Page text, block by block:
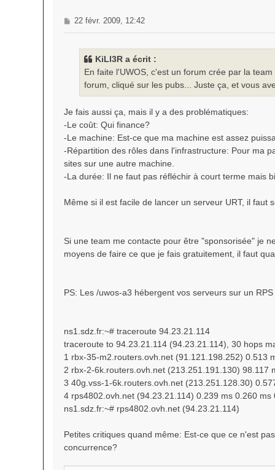
M
e
22 févr. 2009, 12:42
KiLl3R a écrit :
En faite l'UWOS, c'est un forum crée par la
forum, cliqué sur les pubs... Juste ça, et vous
Je fais aussi ça, mais il y a des problématiques:
-Le coût: Qui finance?
-Le machine: Est-ce que ma machine est assez
-Répartition des rôles dans l'infrastructure: Pour ma
sites sur une autre machine.
-La durée: Il ne faut pas réfléchir à court terme mais
Même si il est facile de lancer un serveur URT, il faut
Si une team me contacte pour être "sponsorisée" je
moyens de faire ce que je fais gratuitement, il faut
PS: Les /uwos-a3 hébergent vos serveurs sur un RPS
ns1.sdz.fr:~# traceroute 94.23.21.114
traceroute to 94.23.21.114 (94.23.21.114), 30 hops
1 rbx-35-m2.routers.ovh.net (91.121.198.252) 0.513
2 rbx-2-6k.routers.ovh.net (213.251.191.130) 98.117
3 40g.vss-1-6k.routers.ovh.net (213.251.128.30)
4 rps4802.ovh.net (94.23.21.114) 0.239 ms 0.260 ms
ns1.sdz.fr:~# rps4802.ovh.net (94.23.21.114)
Petites critiques quand même: Est-ce que ce n'est
concurrence?